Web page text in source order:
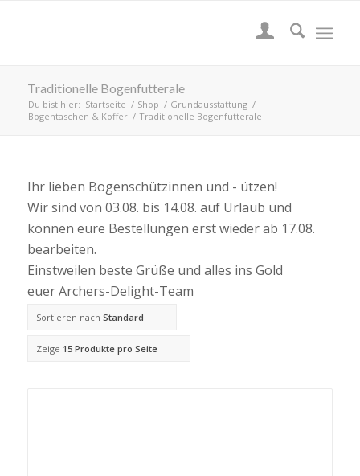
Traditionelle Bogenfutterale
Du bist hier: Startseite / Shop / Grundausstattung /
Bogentaschen & Koffer / Traditionelle Bogenfutterale
Ihr lieben Bogenschützinnen und - ützen!
Wir sind von 03.08. bis 14.08. auf Urlaub und
können eure Bestellungen erst wieder ab 17.08.
bearbeiten.
Einstweilen beste Grüße und alles ins Gold
euer Archers-Delight-Team
Sortieren nach Standard
Zeige 15 Produkte pro Seite